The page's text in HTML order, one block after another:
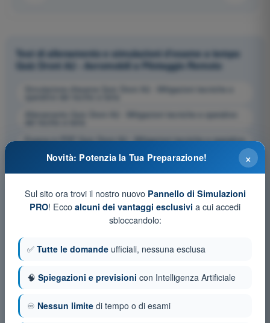
Test di allenamento e simulazioni d'esame a tempo
Quiz Droni A2 - Aeromobili a Pilotaggio Remoto
Simulazione d'esame Quiz Droni A2 - Mitigazioni tecniche e
Allenamento Quiz Droni A2 - Mitigazioni tecniche e operative
Esame in PDF Quiz Droni A2 - Mitigazioni tecniche e operative
×
Novità: Potenzia la Tua Preparazione!
Sul sito ora trovi il nostro nuovo Pannello di Simulazioni
PRO! Ecco alcuni dei vantaggi esclusivi a cui accedi
sbloccandolo:
✅ Tutte le domande ufficiali, nessuna esclusa
🧠 Spiegazioni e previsioni con Intelligenza Artificiale
♾️ Nessun limite di tempo o di esami